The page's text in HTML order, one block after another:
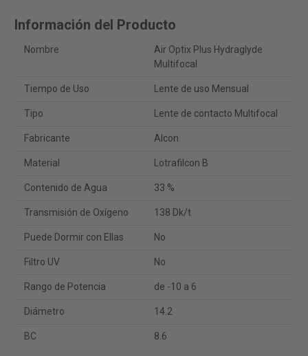
Información del Producto
Nombre
Air Optix Plus Hydraglyde
Multifocal
Tiempo de Uso Lente de uso Mensual
Tipo Lente de contacto Multifocal
Fabricante Alcon
Material Lotrafilcon B
Contenido de Agua 33 %
Transmisión de Oxígeno 138 Dk/t
Puede Dormir con Ellas No
Filtro UV No
Rango de Potencia de -10 a 6
Diámetro 14.2
BC 8.6